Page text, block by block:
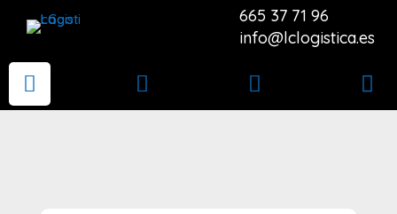
665 37 71 96
info@lclogistica.es
   